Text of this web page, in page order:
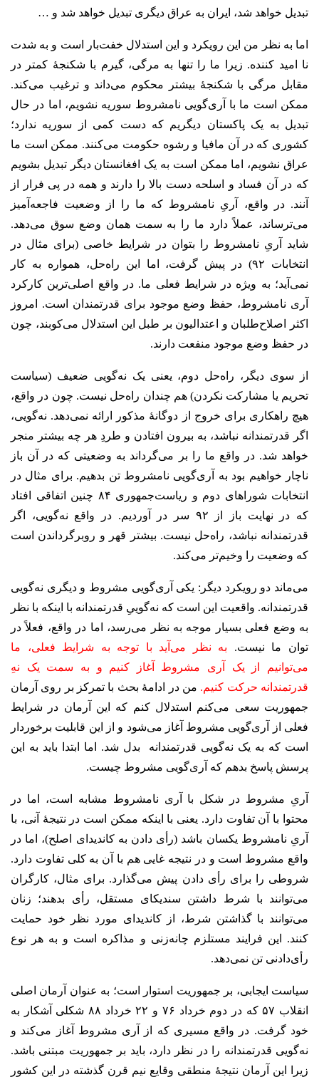
تبدیل خواهد شد، ایران به عراق دیگری تبدیل خواهد شد و …
اما به نظر من این رویکرد و این استدلال خفت‌بار است و به شدت
نا امید کننده. زیرا ما را تنها به مرگی، گیرم با شکنجۀ کمتر در
مقابل مرگی با شکنجۀ بیشتر محکوم می‌داند و ترغیب می‌کند.
ممکن است ما با آری‌گویی نامشروط سوریه نشویم، اما در حال
تبدیل به یک پاکستان دیگریم که دست کمی از سوریه ندارد؛
کشوری که در آن مافیا و رشوه حکومت می‌کنند. ممکن است ما
عراق نشویم، اما ممکن است به یک افغانستان دیگر تبدیل بشویم
که در آن فساد و اسلحه دست بالا را دارند و همه در پی فرار از
آنند. در واقع، آریِ نامشروط که ما را از وضعیت فاجعه‌آمیز
می‌ترساند، عملاً دارد ما را به سمت همان وضع سوق می‌دهد.
شاید آریِ نامشروط را بتوان در شرایط خاصی (برای مثال در
انتخابات ۹۲) در پیش گرفت، اما این راه‌حل، همواره به کار
نمی‌آید؛ به ویژه در شرایط فعلی ما. در واقع اصلی‌ترین کارکرد
آری نامشروط، حفظ وضع موجود برای قدرتمندان است. امروز
اکثر اصلاح‌طلبان و اعتدالیون بر طبل این استدلال می‌کوبند، چون
در حفظ وضع موجود منفعت دارند.
از سوی دیگر، راه‌حل دوم، یعنی یک نه‌گویی ضعیف (سیاست
تحریم یا مشارکت‌ نکردن) هم چندان راه‌حل نیست. چون در واقع،
هیچ راهکاری برای خروج از دوگانۀ مذکور ارائه نمی‌دهد. نه‌‌گویی،
اگر قدرتمندانه نباشد، به بیرون افتادن و طردِ هر چه بیشتر منجر
خواهد شد. در واقع ما را بر می‌گرداند به وضعیتی که در آن باز
ناچار خواهیم بود به آری‌گویی نامشروط تن بدهیم. برای مثال در
انتخابات شوراهای دوم و ریاست‌‌جمهوری ۸۴ چنین اتفاقی افتاد
که در نهایت باز از ۹۲ سر در آوردیم. در واقع نه‌گویی، اگر
قدرتمندانه نباشد، راه‌حل نیست. بیشتر قهر و روبرگرداندن است
که وضعیت را وخیم‌تر می‌‌کند.
می‌ماند دو رویکرد دیگر: یکی آری‌گویی مشروط و دیگری نه‌گویی
قدرتمندانه. واقعیت این است که نه‌گوییِ قدرتمندانه با اینکه با نظر
به وضع فعلی بسیار موجه‌ به نظر می‌رسد، اما در واقع، فعلاً در
توان ما نیست. به نظر می‌آید با توجه به شرایط فعلی، ما
می‌توانیم از یک آری‌ مشروط آغاز کنیم و به سمت یک نهِ
قدرتمندانه حرکت کنیم. من در ادامۀ بحث با تمرکز بر روی آرمان
جمهوریت سعی می‌کنم استدلال کنم که این آرمان در شرایط
فعلی از آری‌گویی مشروط آغاز می‌شود و از این قابلیت برخوردار
است که به یک نه‌گویی قدرتمندانه بدل شد. اما ابتدا باید به این
پرسش پاسخ بدهم که آری‌گویی مشروط چیست.
آریِ مشروط در شکل با آری نامشروط مشابه است، اما در
محتوا با آن تفاوت دارد. یعنی با اینکه ممکن است در نتیجۀ آنی، با
آریِ نامشروط یکسان باشد (رأی دادن به کاندیدای اصلح)، اما در
واقع مشروط است و در نتیجه غایی هم با آن به کلی تفاوت دارد.
شروطی را برای رأی دادن پیش می‌گذارد. برای مثال، کارگران
می‌توانند با شرط داشتن سندیکای مستقل، رأی بدهند؛ زنان
می‌توانند با گذاشتن شرط، از کاندیدای مورد نظر خود حمایت
کنند. این فرایند مستلزم چانه‌زنی و مذاکره است و به هر نوع
رأی‌دادنی تن نمی‌دهد.
سیاست ایجابی، بر جمهوریت استوار است؛ به عنوان آرمان‌ اصلی
انقلاب ۵۷ که در دوم خرداد ۷۶ و ۲۲ خرداد ۸۸ شکلی آشکار به
خود گرفت. در واقع مسیری که از آری‌ مشروط آغاز می‌کند و
نه‌گویی قدرتمندانه را در نظر دارد، باید بر جمهوریت مبتنی باشد.
زیرا این آرمان نتیجۀ منطقی وقایع نیم قرن گذشته در این کشور